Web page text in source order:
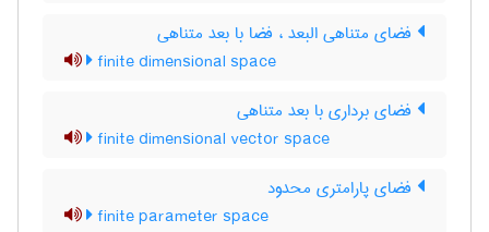
فضای متناهی البعد ، فضا با بعد متناهی
finite dimensional space
فضای برداری با بعد متناهی
finite dimensional vector space
فضای پارامتری محدود
finite parameter space